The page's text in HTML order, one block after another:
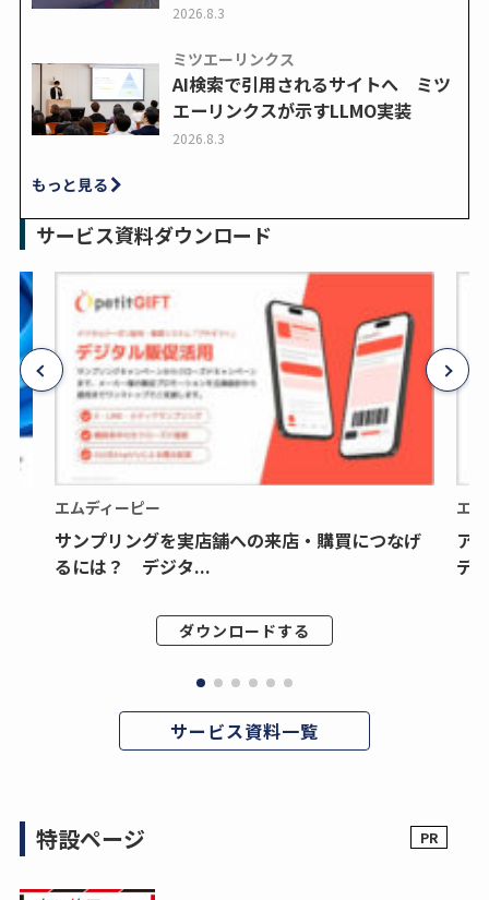
2026.8.3
ミツエーリンクス
AI検索で引用されるサイトへ ミツ
エーリンクスが示すLLMO実装
2026.8.3
もっと見る
サービス資料ダウンロード
エムディーピー
サンプリングを実店舗への来店・購買につなげ
るには？ デジタ...
ダウンロードする
エ
ア
デ
サービス資料一覧
特設ページ